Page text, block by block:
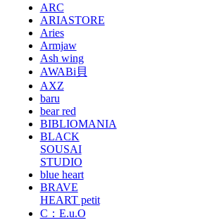
ARC
ARIASTORE
Aries
Armjaw
Ash wing
AWABi貝
AXZ
baru
bear red
BIBLIOMANIA
BLACK
SOUSAI
STUDIO
blue heart
BRAVE
HEART petit
C：E.u.O